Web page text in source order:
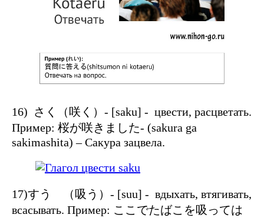
16) さく（咲く）- [saku] - цвести, расцветать.
Пример: 桜が咲きました- (sakura ga
sakimashita) – Сакура зацвела.
17)すう （吸う）- [suu] - вдыхать, втягивать,
всасывать. Пример: ここでたばこを吸っては